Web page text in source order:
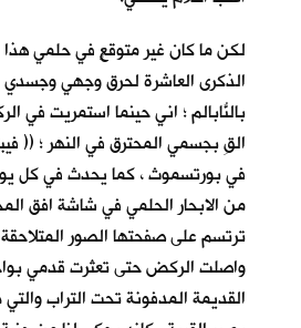
لكن ما كان غير متوقعٍ في حلمي هذا
الذكرى العاشرة لحرق وجهي وجسدي
بالنّابالم ؛ اني حينما استمريتُ في
القِ بجسمي المحترق في النهر ؛ ((
في بورتسموث ، كما يحدث في كل
من الابحار الحلمي في شاشة افق
ترتسم على صفحتها الصور
واصلت الركض حتى تعثرت قدمي
القديمة المدفونة تحت التراب والتي